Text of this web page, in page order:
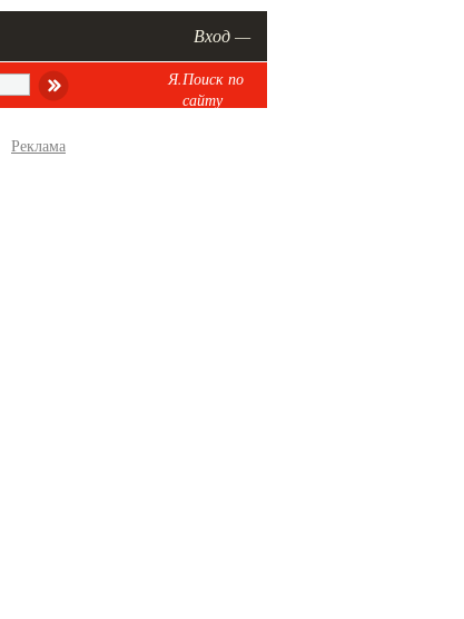
Вход —
Я.Поиск по
сайту
Реклама